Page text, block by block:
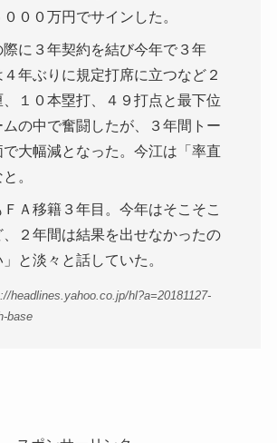
００万円でサインした。
際に３年契約を結び今年で３年
４年ぶりに規定打席に立つなど２
１０本塁打、４９打点と最下位
ムの中で奮闘したが、３年間トー
で大幅減となった。今江は「率直
。
Ａ移籍３年目。今年はそこそこ
２年間は結果を出せなかったの
と淡々と話していた。
headlines.yahoo.co.jp/hl?a=20181127-
base